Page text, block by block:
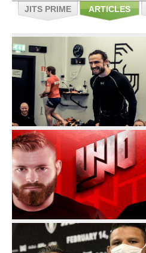
JITS PRIME ARTICLES